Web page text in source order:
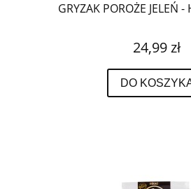
GRYZAK POROŻE JELEŃ
24,99 zł
DO